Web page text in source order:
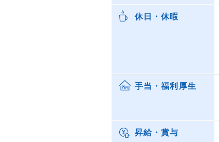
休日・休暇
手当・福利厚生
昇給・賞与